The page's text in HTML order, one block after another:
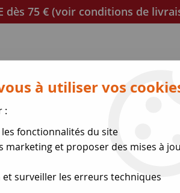
dès 75 € (voir conditions de
à découper Joints de porte
le 17
à utiliser vos
:
fonctionnalités du site
marketing et proposer des mises à
surveiller les erreurs techniques